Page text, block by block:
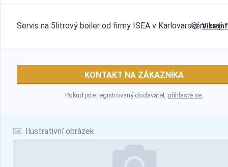
Ilustrativní obrázek
Servis na 5litrový boiler od firmy ISEA v Karlovarském kraji.
Více
KONTAKT NA ZÁKAZNÍKA
Pokud jste registrovaný dodavatel, přihlaste se.